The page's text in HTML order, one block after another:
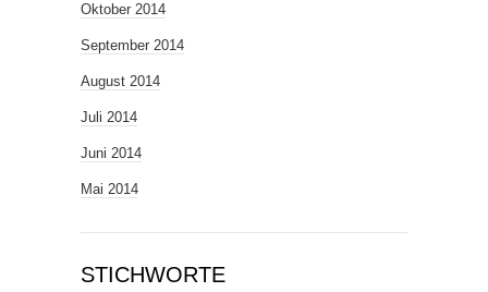
Oktober 2014
September 2014
August 2014
Juli 2014
Juni 2014
Mai 2014
STICHWORTE